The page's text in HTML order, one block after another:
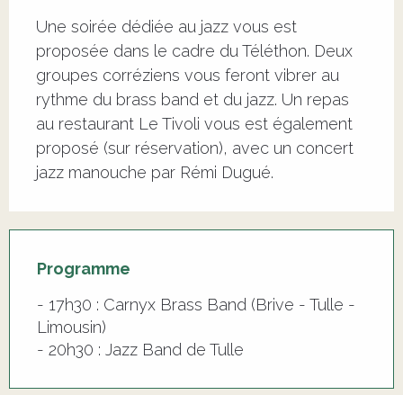
Une soirée dédiée au jazz vous est
proposée dans le cadre du Téléthon. Deux
groupes corréziens vous feront vibrer au
rythme du brass band et du jazz. Un repas
au restaurant Le Tivoli vous est également
proposé (sur réservation), avec un concert
jazz manouche par Rémi Dugué.
Programme
- 17h30 : Carnyx Brass Band (Brive - Tulle -
Limousin)
- 20h30 : Jazz Band de Tulle